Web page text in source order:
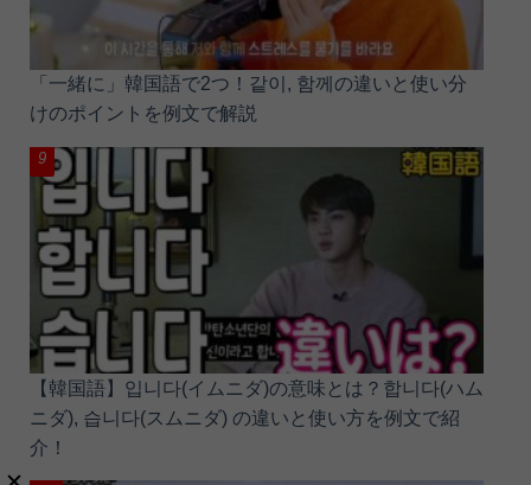
「一緒に」韓国語で2つ！같이, 함께の違いと使い分
けのポイントを例文で解説
【韓国語】입니다(イムニダ)の意味とは？합니다(ハム
ニダ), 습니다(スムニダ) の違いと使い方を例文で紹
介！